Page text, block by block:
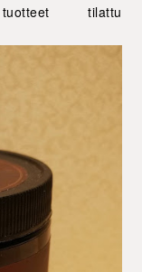
tilattu